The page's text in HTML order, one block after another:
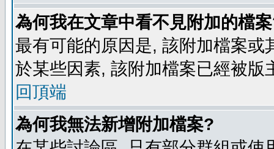
為何我在文章中看不見附加的檔
最有可能的原因是, 該附加檔案
於某些因素, 該附加檔案已經被版
回頂端
為何我無法新增附加檔案?